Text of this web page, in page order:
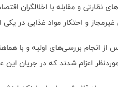
نظارتی و مقابله با
و احتکار مواد غذایی در یکی
از انجام بررسی‌های اولیه و با
این عملیات، بیش از ۱۰ تن مواد غذایی احتکارشده در محل یک واحد صنفی